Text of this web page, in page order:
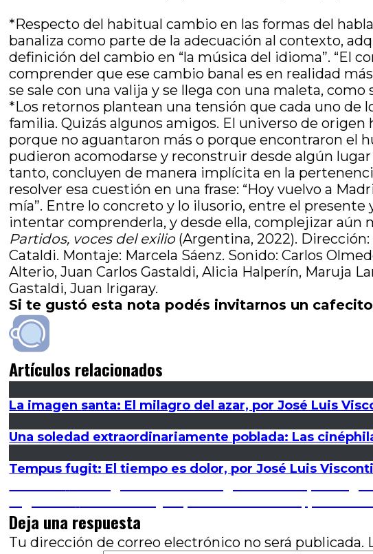
*Respecto del habitual cambio en las formas del
banaliza como parte de la adecuación al contexto,
definición del cambio en “la música del idioma”. “El
comprender que ese cambio banal es en realidad
se sale con una valija y se llega con una maleta,
*Los retornos plantean una tensión que cada uno de
familia. Quizás algunos amigos. El universo de
porque no aguantaron más o porque encontraron el
pudieron acomodarse y reconstruir desde algún
tanto, concluyen de manera implícita en la
resolver esa cuestión en una frase: “Hoy vuelvo a
mía”. Entre lo concreto y lo ilusorio, entre el presente
intentar comprenderla, y desde ella, complejizar aún
Partidos, voces del exilio(Argentina, 2022). Dirección:
Cataldi. Montaje: Marcela Sáenz. Sonido: Carlos
Alterio, Juan Carlos Gastaldi, Alicia Halperín, Maruja
Gastaldi, Juan Irigaray.
Si te gustó esta nota podés invitarnos un
Artículos relacionados
La imagen santa: El milagro del azar, por José Luis
Una soledad extraordinariamente poblada: Las
Tempus fugit: El tiempo es dolor, por José Luis Visconti
Navegación
de
entradas
siguiente:
Deja una respuesta
Tu dirección de correo electrónico no será publicada.